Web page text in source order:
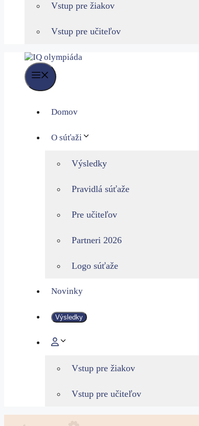
Vstup pre žiakov
Vstup pre učiteľov
Menu
Domov
O súťaži
Výsledky
Pravidlá súťaže
Pre učiteľov
Partneri 2026
Logo súťaže
Novinky
Výsledky
Vstup pre žiakov
Vstup pre učiteľov